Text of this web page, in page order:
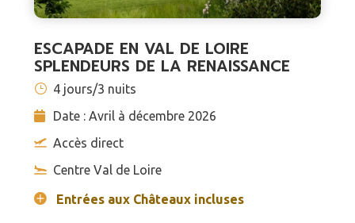
ESCAPADE EN VAL DE LOIRE
SPLENDEURS DE LA RENAISSANCE
4 jours/3 nuits
Date : Avril à décembre 2026
Accès direct
Centre Val de Loire
Entrées aux Châteaux incluses